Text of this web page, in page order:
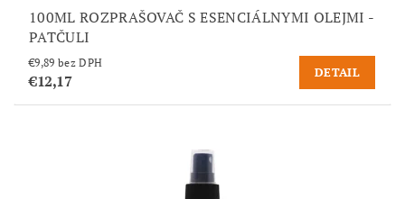
100ML ROZPRAŠOVAČ S ESENCIÁLNYMI OLEJMI -
PATČULI
€9,89 bez DPH
€12,17 DETAIL